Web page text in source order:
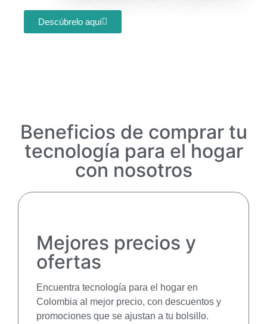
Descúbrelo aquí
Beneficios de comprar tu
tecnología para el hogar
con nosotros
Mejores precios y
ofertas
Encuentra tecnología para el hogar en
Colombia al mejor precio, con descuentos y
promociones que se ajustan a tu bolsillo.